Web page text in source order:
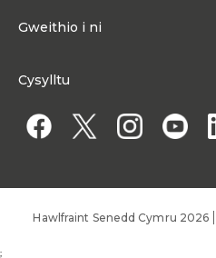
Gweithio i ni
Gweithio i Aelod o'r Senedd
Cysylltu
Hawlfraint Senedd Cymru 2026
;